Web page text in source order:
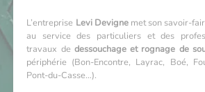
L’entreprise Levi Devignemet son savoir-
au service des particuliers et des
travaux de dessouchage et rognage de
périphérie (Bon-Encontre, Layrac, Boé,
Pont-du-Casse…).